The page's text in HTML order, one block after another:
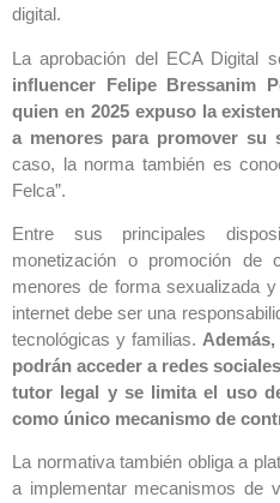
digital.
La aprobación del ECA Digital
influencer Felipe Bressanim
quien en 2025 expuso la
a menores para promover su
caso, la norma también es
Felca”.
Entre sus principales
monetización o promoción de
menores de forma sexualizada
internet debe ser una
tecnológicas y familias.
podrán acceder a redes
tutor legal y se limita el uso
como único mecanismo de
La normativa también obliga a
a implementar mecanismos de